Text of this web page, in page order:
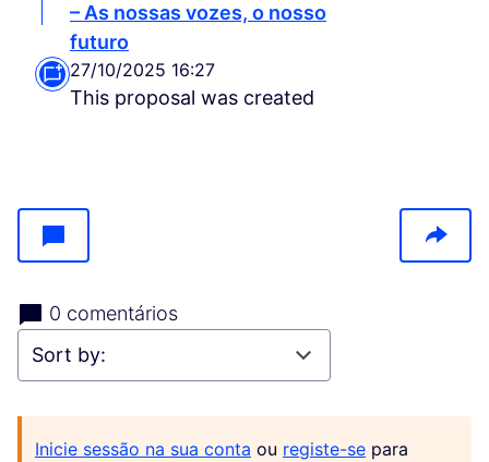
– As nossas vozes, o nosso
futuro
27/10/2025 16:27
This proposal was created
0 comentários
Inicie sessão na sua conta ou registe-se para